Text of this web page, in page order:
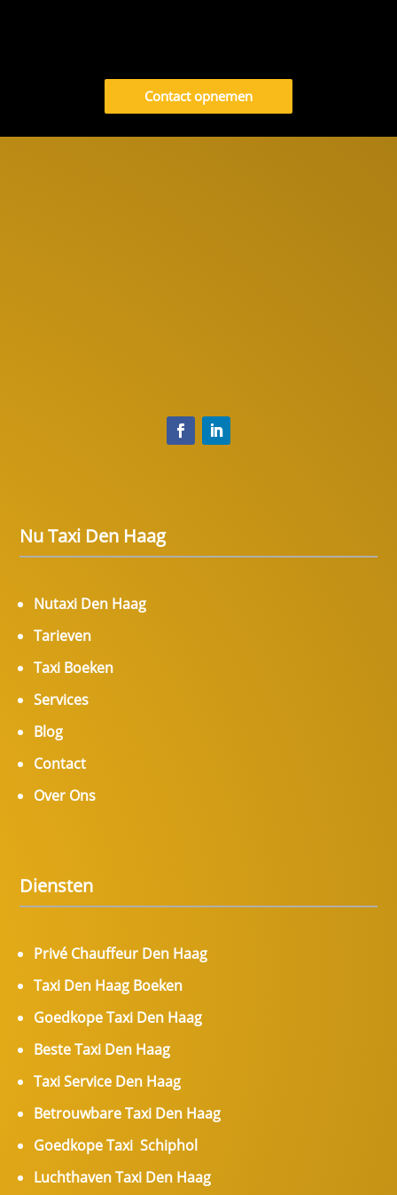
Contact opnemen
Nu Taxi Den Haag
Nutaxi Den Haag
Tarieven
Taxi Boeken
Services
Blog
Contact
Over Ons
Diensten
Privé Chauffeur Den Haag
Taxi Den Haag Boeken
Goedkope Taxi Den Haag
Beste Taxi Den Haag
Taxi Service Den Haag
Betrouwbare Taxi Den Haag
Goedkope Taxi Schiphol
Luchthaven Taxi Den Haag